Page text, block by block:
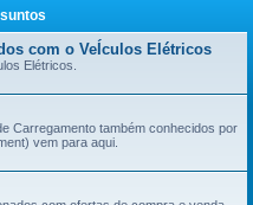
com o VeÍculos Elétricos
Elétricos.
Carregamento também conhecidos por
vem para aqui.